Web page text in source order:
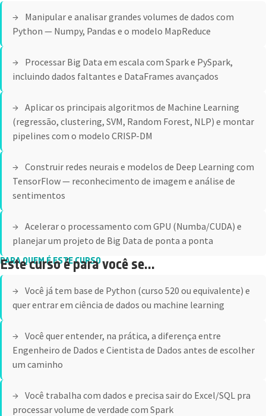
Manipular e analisar grandes volumes de dados com
Python — Numpy, Pandas e o modelo MapReduce
Processar Big Data em escala com Spark e PySpark,
incluindo dados faltantes e DataFrames avançados
Aplicar os principais algoritmos de Machine Learning
(regressão, clustering, SVM, Random Forest, NLP) e montar
pipelines com o modelo CRISP-DM
Construir redes neurais e modelos de Deep Learning com
TensorFlow — reconhecimento de imagem e análise de
sentimentos
Acelerar o processamento com GPU (Numba/CUDA) e
planejar um projeto de Big Data de ponta a ponta
PARA QUEM É ESTE CURSO
Este curso é para você se...
Você já tem base de Python (curso 520 ou equivalente) e
quer entrar em ciência de dados ou machine learning
Você quer entender, na prática, a diferença entre
Engenheiro de Dados e Cientista de Dados antes de escolher
um caminho
Você trabalha com dados e precisa sair do Excel/SQL pra
processar volume de verdade com Spark